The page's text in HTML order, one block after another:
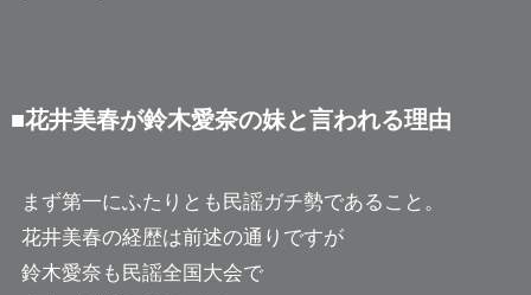
■花井美春が鈴木愛奈の妹と言われる理由
まず第一にふたりとも民謡ガチ勢であること。
花井美春の経歴は前述の通りですが
鈴木愛奈も民謡全国大会で